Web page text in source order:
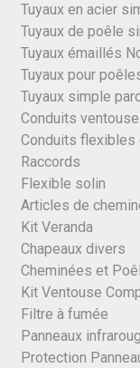
Tuyaux en acier
Tuyaux de poêle
Tuyaux émaillés
Tuyaux pour
Tuyaux simple
Conduits
Conduits flexibles
Raccords
Flexible solin
Articles de
Kit Veranda
Chapeaux divers
Cheminées et
Kit Ventouse
Filtre à fumée
Panneaux
Protection